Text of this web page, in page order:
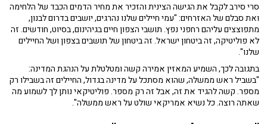
סרי סירב לקבל את הגישה הצינית והזכיר את מחיר הדמים הכבד של הלחימה
ואת סבלם של האזרחים: "עמי חיילים שלנו נהרגים, יושבים בדרום לבנון,
מתפוצצים עליהם רחפני נפץ. תושבי הצפון חיים בגיהינום, בסיוט, חודשים. זה
לא פוליטיקה, זה ביטחון ישראל. זה ביטחון של תושבים בצפון ושל החיילים
שלנו".
בתגובה לכך, השמיע המאזין אמירה קשה ומטלטלת על הנהגת המדינה:
"בשביל ראש ממשלה, שהוא מסתכל על מדינה בגדול, החיילים זה בשבילו רק
מספר. קשה להגיד את זה, אבל זה רק מספר. פוליטיקאי נותן לך לשמוע מה
שאתה רוצה. כל נשיא אמריקאי שולט על ראש ממשלה".